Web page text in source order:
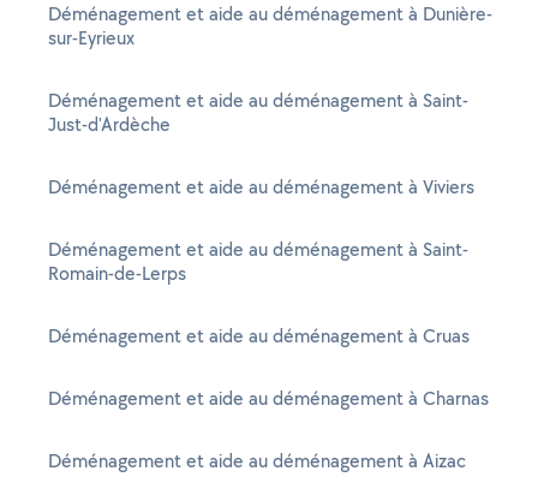
Déménagement et aide au déménagement à Dunière-
sur-Eyrieux
Déménagement et aide au déménagement à Saint-
Just-d'Ardèche
Déménagement et aide au déménagement à Viviers
Déménagement et aide au déménagement à Saint-
Romain-de-Lerps
Déménagement et aide au déménagement à Cruas
Déménagement et aide au déménagement à Charnas
Déménagement et aide au déménagement à Aizac